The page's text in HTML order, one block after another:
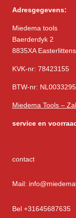
Adresgegevens:
Miedema tools
Baerderdyk 2
8835XA Easterlittens
KVK-nr: 78423155
BTW-nr:
Miedema Tools –
service en
contact
Mail:
Bel +31645687635